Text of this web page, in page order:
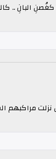
البانِ ..
مراكبهم